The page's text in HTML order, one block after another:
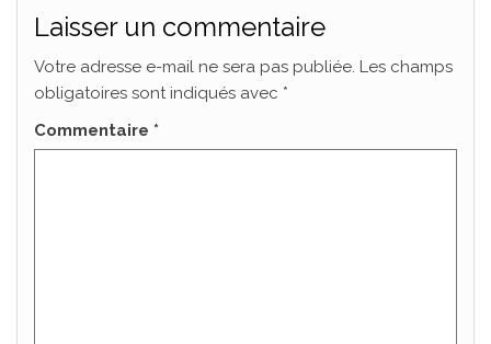
Laisser un commentaire
Votre adresse e-mail ne sera pas publiée. Les champs
obligatoires sont indiqués avec *
Commentaire *